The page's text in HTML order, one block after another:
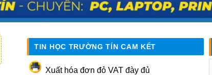
TIN HỌC TRƯỜNG TÍN CAM KẾT
Xuất hóa đơn đỏ VAT đày đủ